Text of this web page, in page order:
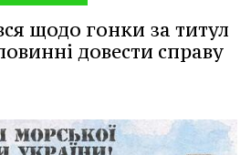
щодо гонки за титул
довести справу